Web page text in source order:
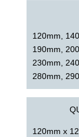
120mm,
190mm,
230mm,
280mm,
120mm x